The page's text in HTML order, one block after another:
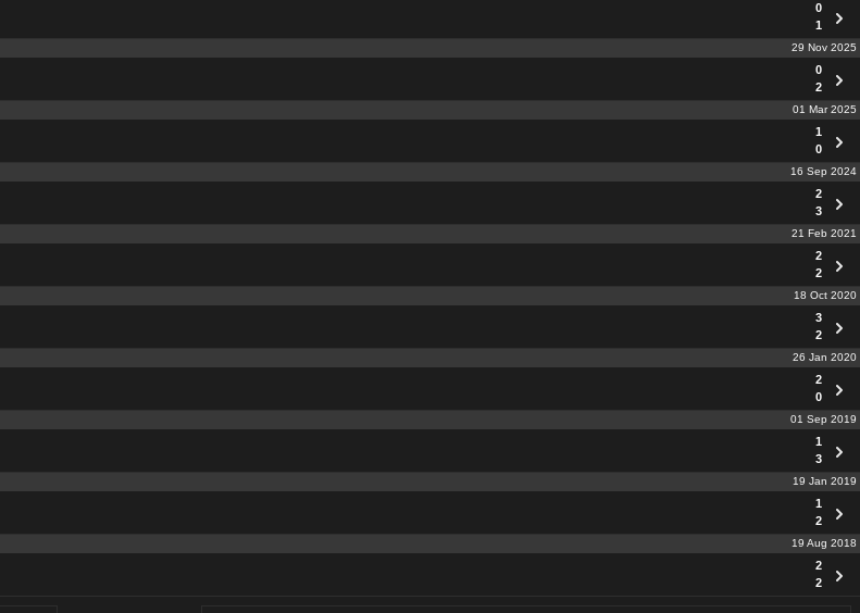
0
1
29 Nov 2025
0
2
01 Mar 2025
1
0
16 Sep 2024
2
3
21 Feb 2021
2
2
18 Oct 2020
3
2
26 Jan 2020
2
0
01 Sep 2019
1
3
19 Jan 2019
1
2
19 Aug 2018
2
2